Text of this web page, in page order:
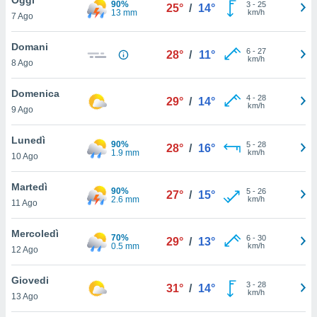
è
al sito
di
ci
di
il
un
la
nella
7 Ago
90%
13 mm
25° / 14° 3- 25
km/h
Domani
8 Ago
28° / 11° 6- 27
km/h
Domenica
9 Ago
29° / 14° 4- 28
km/h
Lunedì
10 Ago
90%
1.9 mm
28° / 16° 5- 28
km/h
Martedì
11 Ago
90%
2.6 mm
27° / 15° 5- 26
km/h
Mercoledì
12 Ago
70%
0.5 mm
29° / 13° 6- 30
km/h
Giovedi
13 Ago
31° / 14° 3- 28
km/h